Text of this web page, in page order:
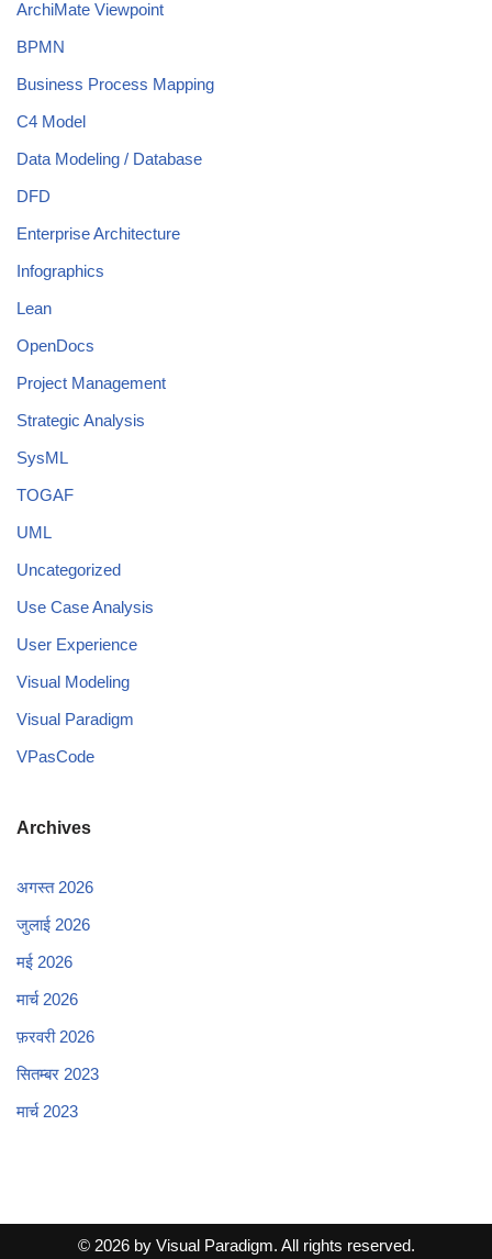
ArchiMate Viewpoint
BPMN
Business Process Mapping
C4 Model
Data Modeling / Database
DFD
Enterprise Architecture
Infographics
Lean
OpenDocs
Project Management
Strategic Analysis
SysML
TOGAF
UML
Uncategorized
Use Case Analysis
User Experience
Visual Modeling
Visual Paradigm
VPasCode
Archives
अगस्त 2026
जुलाई 2026
मई 2026
मार्च 2026
फ़रवरी 2026
सितम्बर 2023
मार्च 2023
© 2026 by Visual Paradigm. All rights reserved.